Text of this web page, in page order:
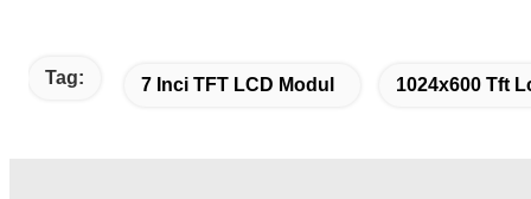
Tag: 7 Inci TFT LCD Modul 1024x600 Tft